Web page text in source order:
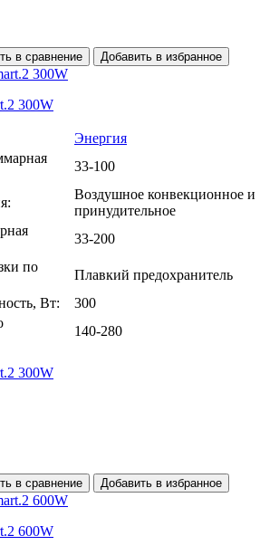
в сравнение Добавить в избранное
300W
Энергия
33-100
Воздушное конвекционное и
принудительное
33-200
по
Плавкий предохранитель
Вт:
300
140-280
300W
в сравнение Добавить в избранное
600W